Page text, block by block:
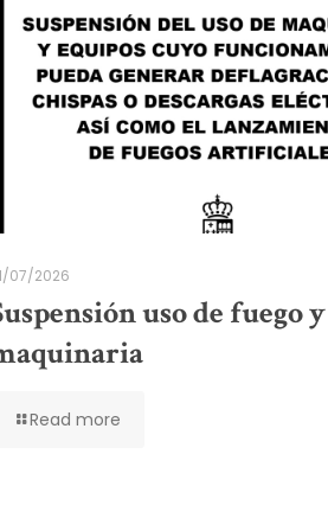
07/2026
uso de fuego y
Read more